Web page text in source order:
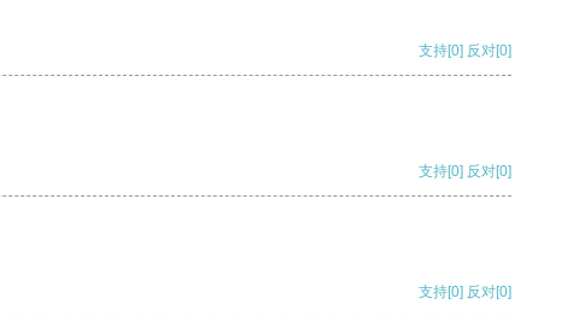
支持[0] 反对[0]
支持[0] 反对[0]
支持[0] 反对[0]